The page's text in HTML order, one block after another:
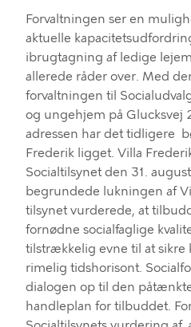
Forvaltningen ser en
aktuelle
ibrugtagning af ledige
allerede råder over. Med
forvaltningen til
og ungehjem på Glucksvej
adressen har det tidligere b
Frederik ligget. Villa
Socialtilsynet den 31.
begrundede lukningen af
tilsynet vurderede, at
fornødne socialfaglige
tilstrækkelig evne til at sikre
rimelig tidshorisont.
dialogen op til den
handleplan for tilbuddet. F